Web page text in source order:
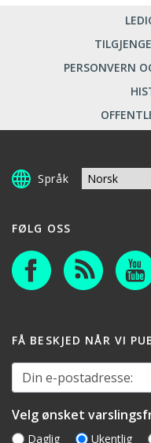
PERSONVERN
Språk
FØLG OSS
FÅ BESKJED NÅR VI
Din e-postadresse:
Velg ønsket
Daglig Ukentlig